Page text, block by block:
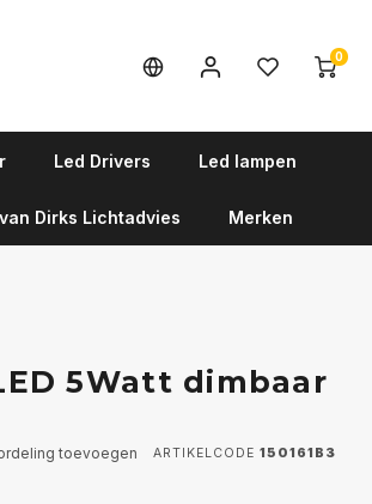
0
Led Drivers Led lampen
Dirks Lichtadvies Merken
5Watt dimbaar
toevoegen ARTIKELCODE 150161B3